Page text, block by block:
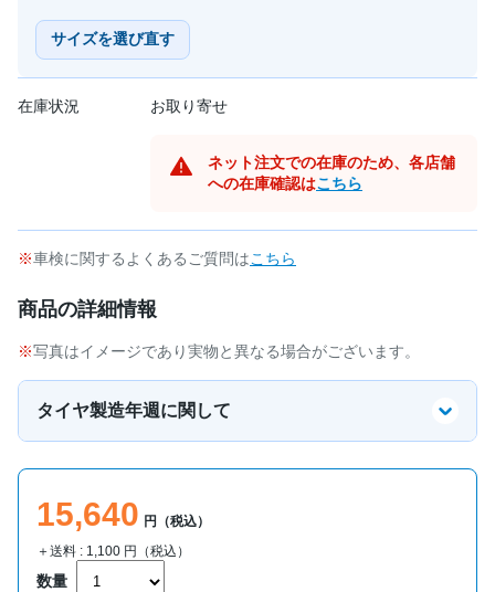
サイズを選び直す
在庫状況 お取り寄せ
ネット注文での在庫のため、各店舗
への在庫確認はこちら
車検に関するよくあるご質問はこちら
商品の詳細情報
写真はイメージであり実物と異なる場合がございます。
タイヤ製造年週に関して
15,640 円（税込）
＋送料 : 1,100 円（税込）
数量